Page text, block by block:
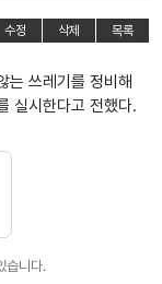
수정 삭제 목록
는 쓰레기를 정비해
실시한다고 전했다.
습니다.